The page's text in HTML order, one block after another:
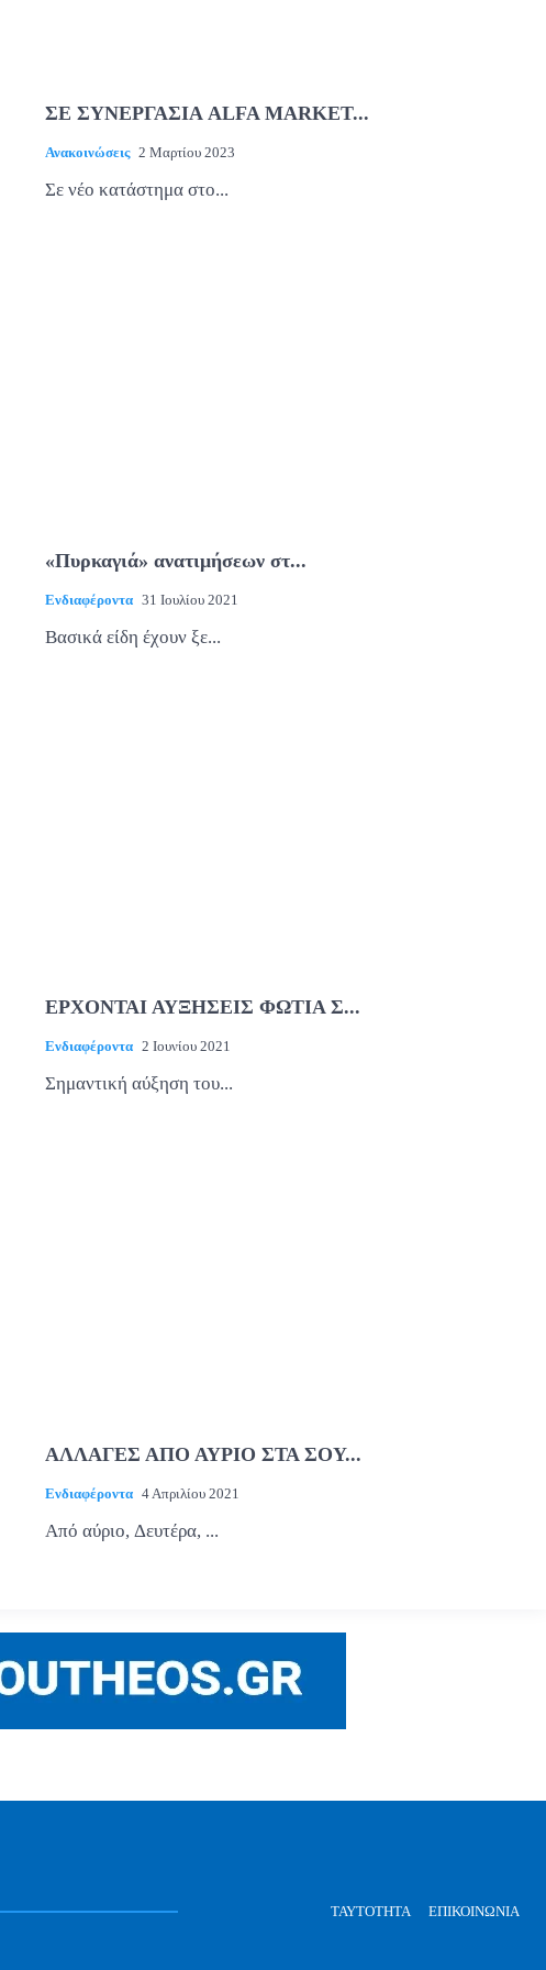
ΣΕ ΣΥΝΕΡΓΑΣΙΑ ALFA MARKET...
Ανακοινώσεις 2 Μαρτίου 2023
Σε νέο κατάστημα στο...
«Πυρκαγιά» ανατιμήσεων στ...
Ενδιαφέροντα 31 Ιουλίου 2021
Βασικά είδη έχουν ξε...
ΕΡΧΟΝΤΑΙ ΑΥΞΗΣΕΙΣ ΦΩΤΙΑ Σ...
Ενδιαφέροντα 2 Ιουνίου 2021
Σημαντική αύξηση του...
ΑΛΛΑΓΕΣ ΑΠΟ ΑΥΡΙΟ ΣΤΑ ΣΟΥ...
Ενδιαφέροντα 4 Απριλίου 2021
Από αύριο, Δευτέρα, ...
ΤΑΥΤΌΤΗΤΑ ΕΠΙΚΟΙΝΩΝΊΑ